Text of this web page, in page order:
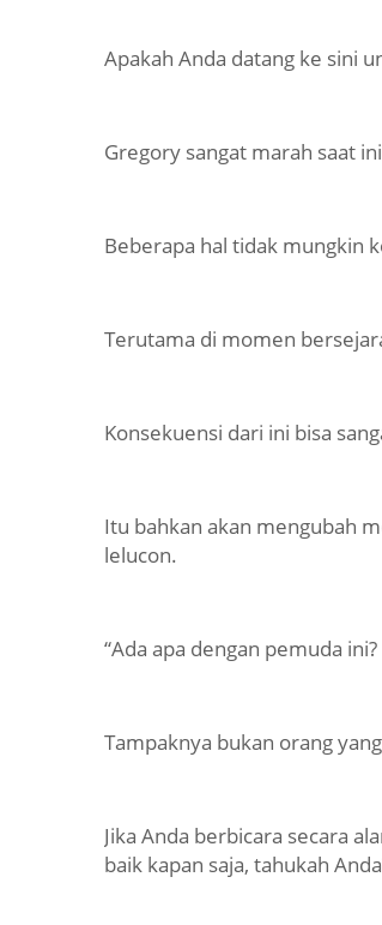
Apakah Anda datang ke sini
Gregory sangat marah saat
Beberapa hal tidak mungkin
Terutama di momen
Konsekuensi dari ini bisa
Itu bahkan akan mengubah
lelucon.
“Ada apa dengan pemuda ini?
Tampaknya bukan orang
Jika Anda berbicara secara
baik kapan saja, tahukah